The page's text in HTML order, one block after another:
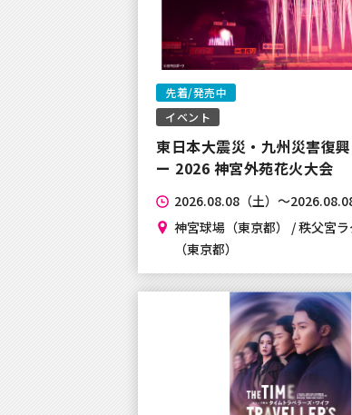
【tvasahi iD】新規登録
旧致しました。
2024年10月16日
現在tvasahi iDの新規登録
事象が発生しております。
お客様にはご迷惑をお掛
ん。復旧次第お知らせい
ださい。
2024年10月7日
【お知らせ】システムメ
2024年7月18日
先着/発売中
イベント
東日本大震災・九州災害復
ー 2026 神宮外苑花火大会
2026.08.08（土）～
神宮球場（東京都） / 秩父宮
（東京都）